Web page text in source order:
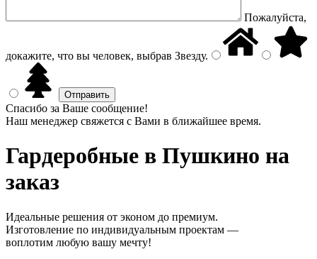
Пожалуйста,
докажите, что вы человек, выбрав Звезду.
Спасибо за Ваше сообщение!
Наш менеджер свяжется с Вами в ближайшее время.
Гардеробные в Пушкино на
заказ
Идеальные решения от эконом до премиум.
Изготовление по индивидуальным проектам —
воплотим любую вашу мечту!